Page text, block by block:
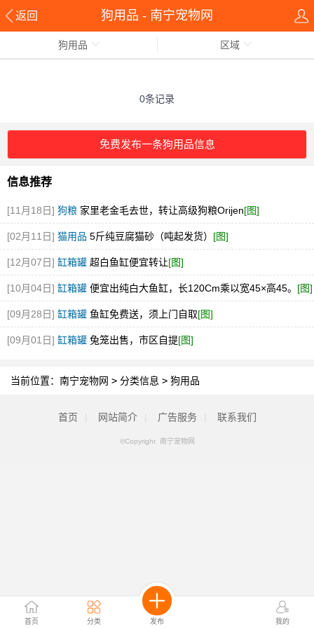
返回 狗用品 - 南宁宠物网
首页 分类 发布 我的
狗用品 区域
0条记录
免费发布一条狗用品信息
信息推荐
[11月18日] 狗粮 家里老金毛去世，转让高级狗粮Orijen[图]
[02月11日] 猫用品 5斤纯豆腐猫砂（吨起发货） [图]
[12月07日] 缸箱罐 超白鱼缸便宜转让[图]
[10月04日] 缸箱罐 便宜出纯白大鱼缸，长120Cm乘以宽45×高45。 [图]
[09月28日] 缸箱罐 鱼缸免费送，须上门自取[图]
[09月01日] 缸箱罐 兔笼出售，市区自提[图]
当前位置： 南宁宠物网 > 分类信息 > 狗用品
首页 网站简介 广告服务 联系我们
©Copyright 南宁宠物网